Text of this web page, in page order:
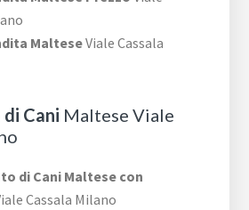
MalteseViale Cassala
Cani Maltese Viale
di Cani Maltese con
Cassala Milano